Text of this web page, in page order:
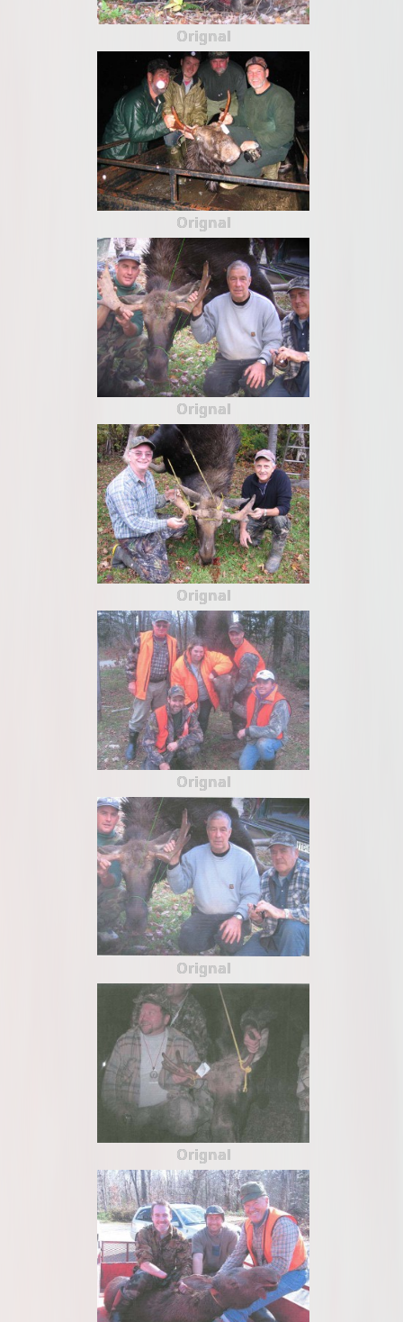
Orignal
Orignal
Orignal
Orignal
Orignal
Orignal
Orignal